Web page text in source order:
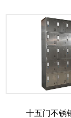
十五门不锈